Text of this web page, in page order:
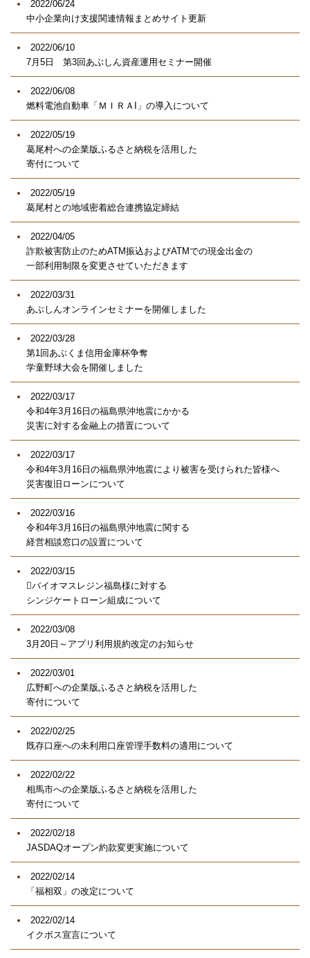
2022/06/24
中小企業向け支援関連情報まとめサイト更新
2022/06/10
7月5日 第3回あぶしん資産運用セミナー開催
2022/06/08
燃料電池自動車「ＭＩＲＡI」の導入について
2022/05/19
葛尾村への企業版ふるさと納税を活用した
寄付について
2022/05/19
葛尾村との地域密着総合連携協定締結
2022/04/05
詐欺被害防止のためATM振込およびATMでの現金出金の
一部利用制限を変更させていただきます
2022/03/31
あぶしんオンラインセミナーを開催しました
2022/03/28
第1回あぶくま信用金庫杯争奪
学童野球大会を開催しました
2022/03/17
令和4年3月16日の福島県沖地震にかかる
災害に対する金融上の措置について
2022/03/17
令和4年3月16日の福島県沖地震により被害を受けられた皆様へ
災害復旧ローンについて
2022/03/16
令和4年3月16日の福島県沖地震に関する
経営相談窓口の設置について
2022/03/15
バイオマスレジン福島様に対する
シンジケートローン組成について
2022/03/08
3月20日～アプリ利用規約改定のお知らせ
2022/03/01
広野町への企業版ふるさと納税を活用した
寄付について
2022/02/25
既存口座への未利用口座管理手数料の適用について
2022/02/22
相馬市への企業版ふるさと納税を活用した
寄付について
2022/02/18
JASDAQオープン約款変更実施について
2022/02/14
「福相双」の改定について
2022/02/14
イクボス宣言について